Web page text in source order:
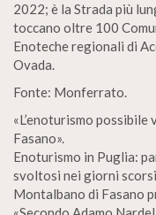
2022; è la Strada più
toccano oltre 100
Enoteche regionali di
Ovada.
Fonte: Monferrato.
«L’enoturismo
Fasano».
Enoturismo in Puglia:
svoltosi nei giorni
Montalbano di Fasano